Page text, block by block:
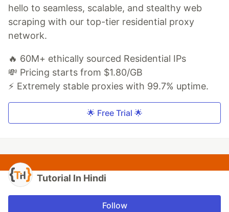
hello to seamless, scalable, and stealthy web
scraping with our top-tier residential proxy
network.
🔥 60M+ ethically sourced Residential IPs
💸 Pricing starts from $1.80/GB
⚡ Extremely stable proxies with 99.7% uptime.
🌟 Free Trial 🌟
Tutorial In Hindi
Follow